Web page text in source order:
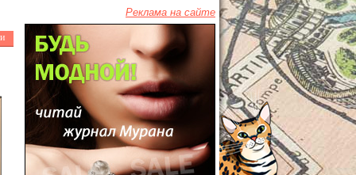
Реклама на сайте